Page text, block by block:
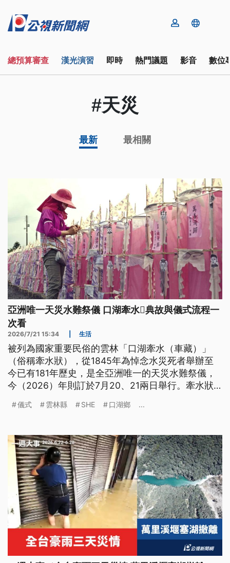
總預算審查 漢光演習 即時 熱門議題 影音 數位
#天災
最新 最相關
亞洲唯一天災水難祭儀 口湖牽水𰹬典故與儀式流程一
次看
2026/7/21 15:34 生活
被列為國家重要民俗的雲林「口湖牽水（車藏）」
（俗稱牽水狀），從1845年為悼念水災死者舉辦至
今已有181年歷史，是全亞洲唯一的天災水難祭儀，
今（2026）年則訂於7月20、21兩日舉行。牽水狀
列為無形文化資產？
儀式 雲林縣 SHE 口湖鄉 ...